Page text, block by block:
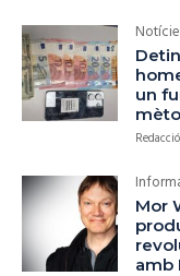
un
Redacció
Mor
amb